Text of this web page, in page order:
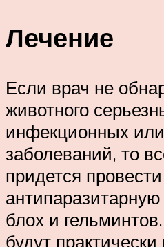
Лечение
Если врач не
животного
инфекционных
заболеваний, то
придется провести
антипаразитарную
блох и
будут